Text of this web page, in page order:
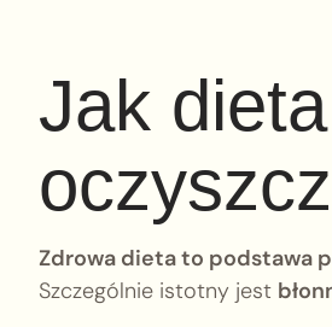
Jak
Zdrowa dieta to podstawa
Szczególnie istotny jest